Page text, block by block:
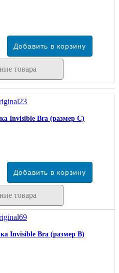
товара
Invisible Bra (размер C)
товара
Invisible Bra (размер В)